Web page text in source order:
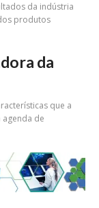
da indústria
produtos
da
que a
de